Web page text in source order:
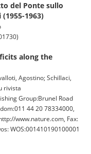
del Ponte sullo
1963)
along the
Agostino; Schillaci,
rivista
Group:Brunel Road
44 20 78334000,
www.nature.com, Fax:
WOS:001410190100001